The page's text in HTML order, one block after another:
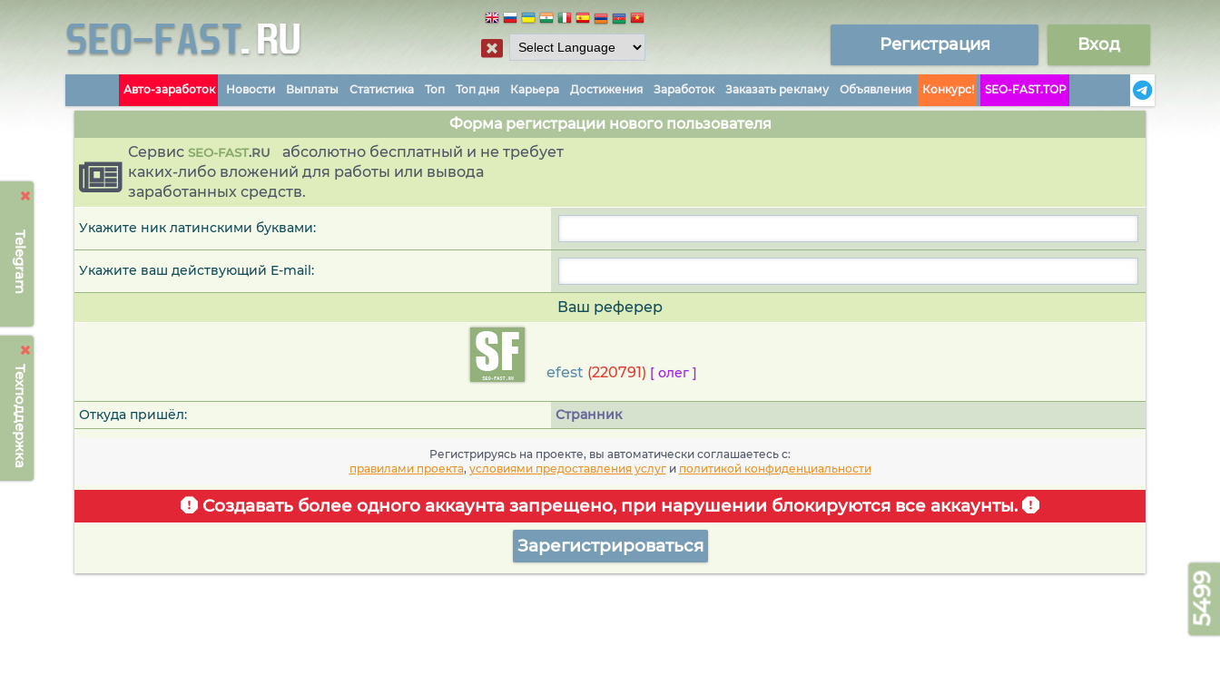
Telegram
Техподдержка
Регистрация Вход
Авто-заработок Новости Выплаты Статистика Топ Топ дня Карьера Достижения Заработок Заказать рекламу Объявления Конкурс! SEO-FAST.TOP
Форма регистрации нового пользователя
Сервис SEO-FAST.RU
абсолютно бесплатный и не требует
каких-либо вложений для работы или вывода
заработанных средств.
Укажите ник латинскими буквами:
Укажите ваш действующий E-mail:
Ваш реферер
efest (220791) [ олег ]
Откуда пришёл: Странник
Регистрируясь на проекте, вы автоматически соглашаетесь c:
правилами проекта, условиями предоставления услуги политикой конфиденциальности
Создавать более одного аккаунта запрещено, при нарушении блокируются все аккаунты.
Зарегистрироваться
5499